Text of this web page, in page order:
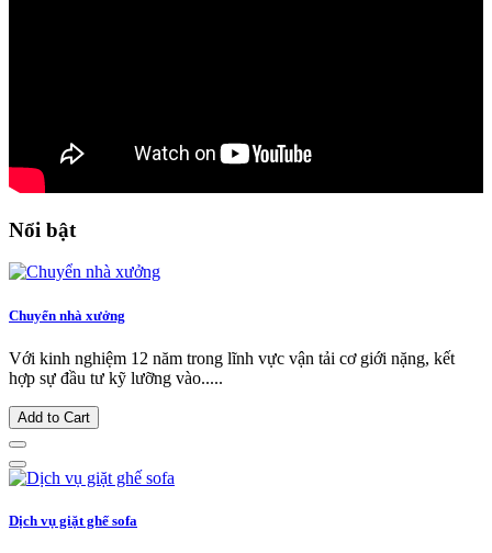
Nổi bật
Chuyển nhà xưởng
Với kinh nghiệm 12 năm trong lĩnh vực vận tải cơ giới nặng, kết
hợp sự đầu tư kỹ lưỡng vào.....
Add to Cart
Dịch vụ giặt ghế sofa